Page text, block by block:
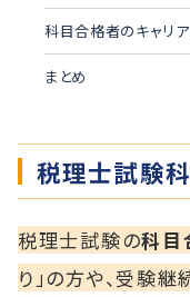
科目合格者のキャリ
まとめ
税理士試験
税理士試験の科目
り」の方や、受験継